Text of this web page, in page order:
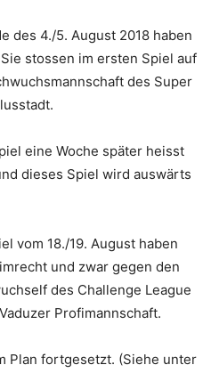
des 4./5. August 2018 haben
stossen im ersten Spiel auf
des Super
eine Woche später heisst
dieses Spiel wird auswärts
vom 18./19. August haben
und zwar gegen den
des Challenge League
Profimannschaft.
Plan fortgesetzt. (Siehe unter